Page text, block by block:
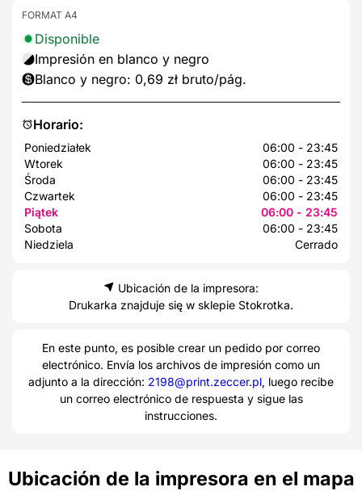
Horario:
Poniedziałek
06:00 - 23:45
Wtorek
06:00 - 23:45
Środa
06:00 - 23:45
Czwartek
06:00 - 23:45
Piątek
06:00 - 23:45
Sobota
06:00 - 23:45
Niedziela
Cerrado
FORMAT A4
Disponible
Impresión en blanco y negro
Blanco y negro: 0,69 zł bruto/pág.
Ubicación de la impresora:
Drukarka znajduje się w sklepie Stokrotka.
En este punto, es posible crear un pedido por correo
electrónico. Envía los archivos de impresión como un
adjunto a la dirección: 2198@print.zeccer.pl, luego recibe
un correo electrónico de respuesta y sigue las
instrucciones.
Ubicación de la impresora en el mapa